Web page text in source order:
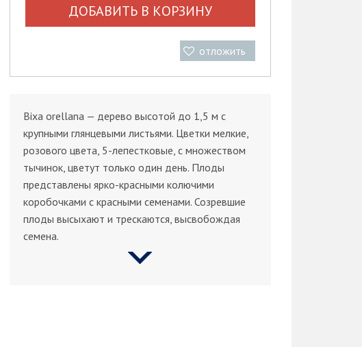
ДОБАВИТЬ В КОРЗИНУ
отложить
Bixa orellana — дерево высотой до 1,5 м с
крупными глянцевыми листьями. Цветки мелкие,
розового цвета, 5-лепестковые, с множеством
тычинок, цветут только один день. Плоды
представлены ярко-красными колючими
коробочками с красными семенами. Созревшие
плоды высыхают и трескаются, высвобождая
семена.